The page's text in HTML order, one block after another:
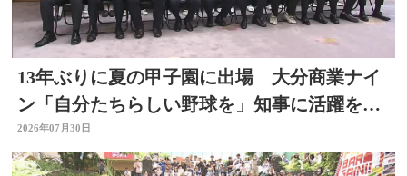
13年ぶりに夏の甲子園に出場 大分商業ナイ
ン「自分たちらしい野球を」知事に活躍を誓
う
2026年07月30日